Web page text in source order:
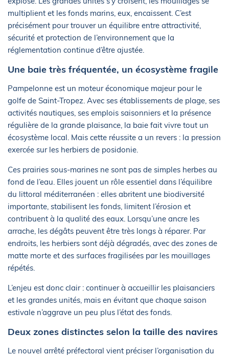
multiplient et les fonds marins, eux, encaissent. C’est
précisément pour trouver un équilibre entre attractivité,
sécurité et protection de l’environnement que la
réglementation continue d’être ajustée.
Une baie très fréquentée, un écosystème fragile
Pampelonne est un moteur économique majeur pour le
golfe de Saint-Tropez. Avec ses établissements de plage, ses
activités nautiques, ses emplois saisonniers et la présence
régulière de la grande plaisance, la baie fait vivre tout un
écosystème local. Mais cette réussite a un revers : la pression
exercée sur les herbiers de posidonie.
Ces prairies sous-marines ne sont pas de simples herbes au
fond de l’eau. Elles jouent un rôle essentiel dans l’équilibre
du littoral méditerranéen : elles abritent une biodiversité
importante, stabilisent les fonds, limitent l’érosion et
contribuent à la qualité des eaux. Lorsqu’une ancre les
arrache, les dégâts peuvent être très longs à réparer. Par
endroits, les herbiers sont déjà dégradés, avec des zones de
matte morte et des surfaces fragilisées par les mouillages
répétés.
L’enjeu est donc clair : continuer à accueillir les plaisanciers
et les grandes unités, mais en évitant que chaque saison
estivale n’aggrave un peu plus l’état des fonds.
Deux zones distinctes selon la taille des navires
Le nouvel arrêté préfectoral vient préciser l’organisation du